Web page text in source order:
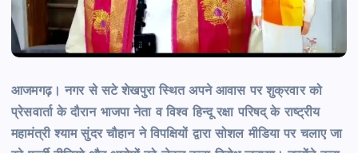
आजमगढ़। नगर से सटे शेखपुरा स्थित अपने आवास पर शुक्रवार को
प्रेसवार्ता के दौरान भाजपा नेता व विश्व हिन्दू रक्षा परिषद् के राष्ट्रीय
महामंत्री श्याम सुंदर चौहान ने विपक्षियों द्वारा सोशल मीडिया पर चलाए जा